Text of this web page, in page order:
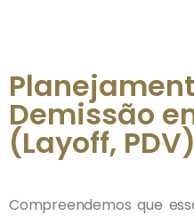
Demissão
(Layoff, PDV)
Compreendemos que